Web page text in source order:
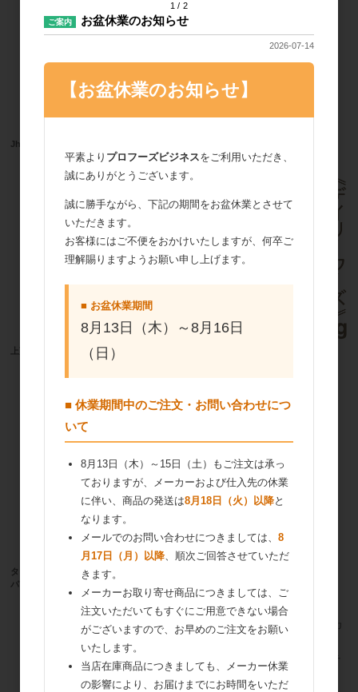
Jhc 乾燥よもぎ 150g
タカ食品 ヌージュレークイック（透明ナ
パージュ）SP 1kg
GABAN（ギャバン）タピオカスターチ
500g
1 2
ご案内 お盆休業のお知らせ
2026-07-14
【お盆休業のお知らせ】
平素より プロフーズビジネスをご利用いただき、
誠にありがとうございます。
誠に勝手ながら、下記の期間をお盆休業とさせて
いただきます。
お客様にはご不便をおかけいたしますが、何卒ご
理解賜りますようお願い申し上げます。
■ お盆休業期間
8月13日（木）～8月16日
（日）
■ 休業期間中のご注文・お問い合わせにつ
いて
8月13日（木）～15日（土）もご注文は承っ
ておりますが、メーカーおよび仕入先の休業
に伴い、商品の発送は8月18日（火）以降と
なります。
メールでのお問い合わせにつきましては、 8
月17日（月）以降、順次ご回答させていただ
きます。
メーカーお取り寄せ商品につきましては、ご
注文いただいてもすぐにご用意できない場合
がございますので、お早めのご注文をお願い
いたします。
当店在庫商品につきましても、メーカー休業
の影響により、お届けまでにお時間をいただ